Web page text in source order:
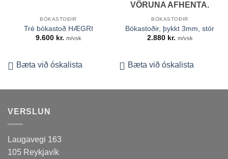
BÓKASTOÐIR
Tré bókastoð HÆGRI
9.600 kr. m/vsk
Bæta við óskalista
VÖRUNA AFHENTA.
BÓKASTOÐIR
Bókastoðir, þykkt 3mm, stór
2.880 kr. m/vsk
Bæta við óskalista
VERSLUN
Laugavegi 163
105 Reykjavík